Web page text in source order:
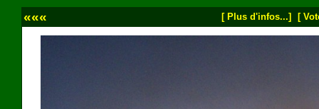
««« [ Plus d'infos...] [